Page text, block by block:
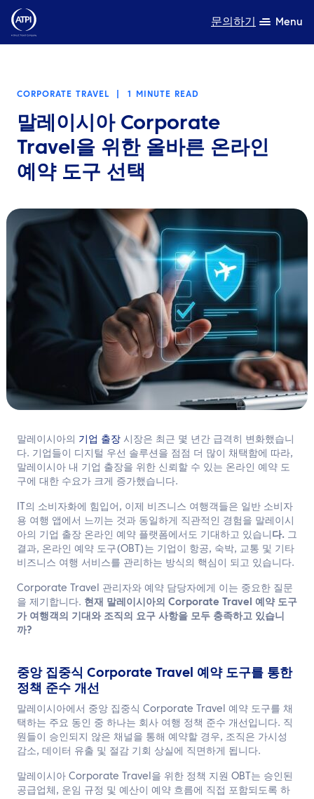
문의하기 Menu
제품
자원
회사 소개
지속가능성
TravelHub Login
문의하기
CORPORATE TRAVEL 1 MINUTE READ
말레이시아 Corporate
Travel을 위한 올바른 온라인
예약 도구 선택
말레이시아의 기업 출장 시장은 최근 몇 년간 급격히 변화했습니
다. 기업들이 디지털 우선 솔루션을 점점 더 많이 채택함에 따라,
말레이시아 내 기업 출장을 위한 신뢰할 수 있는 온라인 예약 도
구에 대한 수요가 크게 증가했습니다.
IT의 소비자화에 힘입어, 이제 비즈니스 여행객들은 일반 소비자
용 여행 앱에서 느끼는 것과 동일하게 직관적인 경험을 말레이시
아의 기업 출장 온라인 예약 플랫폼에서도 기대하고 있습니 다. 그
결과, 온라인 예약 도구(OBT)는 기업이 항공, 숙박, 교통 및 기타
비즈니스 여행 서비스를 관리하는 방식의 핵심이 되고 있습니다.
Corporate Travel 관리자와 예약 담당자에게 이는 중요한 질문
을 제기합니다. 현재 말레이시아의 Corporate Travel 예약 도구
가 여행객의 기대와 조직의 요구 사항을 모두 충족하고 있습니
까?
중앙 집중식 Corporate Travel 예약 도구를 통한
정책 준수 개선
말레이시아에서 중앙 집중식 Corporate Travel 예약 도구를 채
택하는 주요 동인 중 하나는 회사 여행 정책 준수 개선입니다. 직
원들이 승인되지 않은 채널을 통해 예약할 경우, 조직은 가시성
감소, 데이터 유출 및 절감 기회 상실에 직면하게 됩니다.
말레이시아 Corporate Travel을 위한 정책 지원 OBT는 승인된
공급업체, 운임 규정 및 예산이 예약 흐름에 직접 포함되도록 하